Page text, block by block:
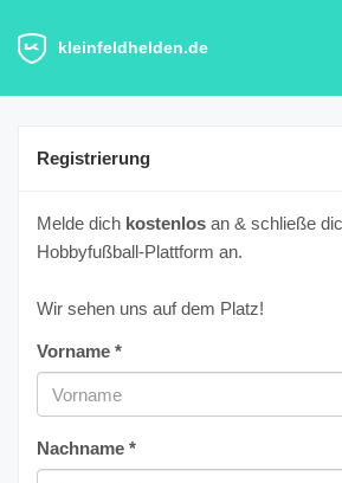
kleinfeldhelden.de
Registrierung
Melde dich kostenlos an & schließe
Hobbyfußball-Plattform an.
Wir sehen uns auf dem Platz!
Vorname *
Nachname *